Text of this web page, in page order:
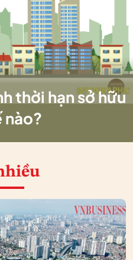
thời hạn sở hữu
nào?